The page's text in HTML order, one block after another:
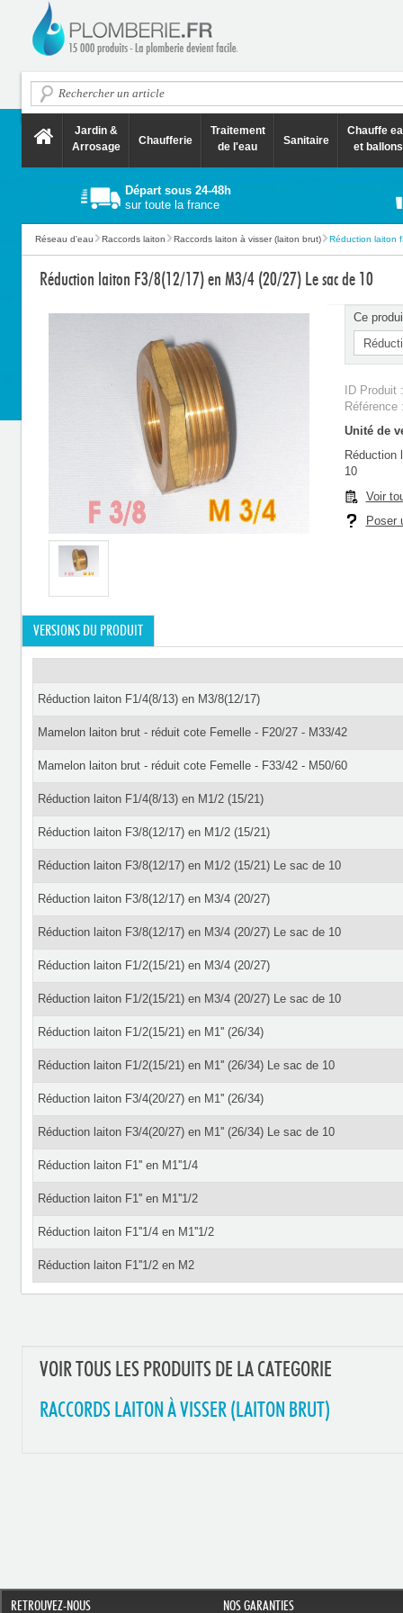
Jardin &
Arrosage
Chaufferie
Traitement
de l'eau
Sanitaire
Chauffe
et ballons
Départ sous 24-48h
sur toute la france
Réseau d'eau Raccords laiton Raccords laiton à visser (laiton brut) Réduction laiton
Réduction laiton F3/8(12/17) en M3/4 (20/27) Le sac de 10
Ce
ID Produit
Unité de
Réduction
10
Voir
Poser
VERSIONS DU PRODUIT
Réduction laiton F1/4(8/13) en M3/8(12/17)
Mamelon laiton brut - réduit cote Femelle - F20/27 - M33/42
Mamelon laiton brut - réduit cote Femelle - F33/42 - M50/60
Réduction laiton F1/4(8/13) en M1/2 (15/21)
Réduction laiton F3/8(12/17) en M1/2 (15/21)
Réduction laiton F3/8(12/17) en M1/2 (15/21) Le sac de 10
Réduction laiton F3/8(12/17) en M3/4 (20/27)
Réduction laiton F3/8(12/17) en M3/4 (20/27) Le sac de 10
Réduction laiton F1/2(15/21) en M3/4 (20/27)
Réduction laiton F1/2(15/21) en M3/4 (20/27) Le sac de 10
Réduction laiton F1/2(15/21) en M1'' (26/34)
Réduction laiton F1/2(15/21) en M1'' (26/34) Le sac de 10
Réduction laiton F3/4(20/27) en M1'' (26/34)
Réduction laiton F3/4(20/27) en M1'' (26/34) Le sac de 10
Réduction laiton F1'' en M1''1/4
Réduction laiton F1'' en M1''1/2
Réduction laiton F1''1/4 en M1''1/2
Réduction laiton F1''1/2 en M2
VOIR TOUS LES PRODUITS DE LA CATEGORIE
RACCORDS LAITON À VISSER (LAITON BRUT)
RETROUVEZ-NOUS NOS GARANTIES